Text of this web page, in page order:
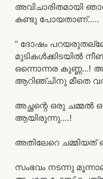
അവിചാരിതമായി
കണ്ടു പോയതാണ്…..
” ദോഷം
മുടികൾക്കിടയിൽ
ഒന്നൊന്നര കുണ്ണ…!
ആറിഞ്ചിനു മീതെ
അച്ഛന്റെ ഒരു ചമ്മൽ
ആയിരുന്നു….!
അതിലേറെ
സംഭവം നടന്നു